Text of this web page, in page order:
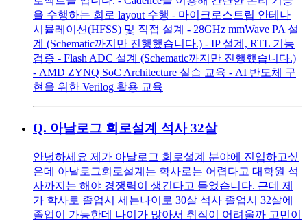
을 수행하는 회로 layout 수행 - 마이크로스트립 안테나
시뮬레이션(HFSS) 및 직접 설계 - 28GHz mmWave PA 설
계 (Schematic까지만 진행했습니다.) - IP 설계, RTL 기능
검증 - Flash ADC 설계 (Schematic까지만 진행했습니다.)
- AMD ZYNQ SoC Architecture 실습 교육 - AI 반도체 구
현을 위한 Verilog 활용 교육
Q. 아날로그 회로설계 석사 32살
안녕하세요 제가 아날로그 회로설계 분야에 진입하고싶
은데 아날로그회로설계는 학사로는 어렵다고 대학원 석
사까지는 해야 경쟁력이 생긴다고 들었습니다. 근데 제
가 학사로 졸업시 세는나이로 30살 석사 졸업시 32살에
졸업이 가능한데 나이가 많아서 취직이 어려울까 고민이